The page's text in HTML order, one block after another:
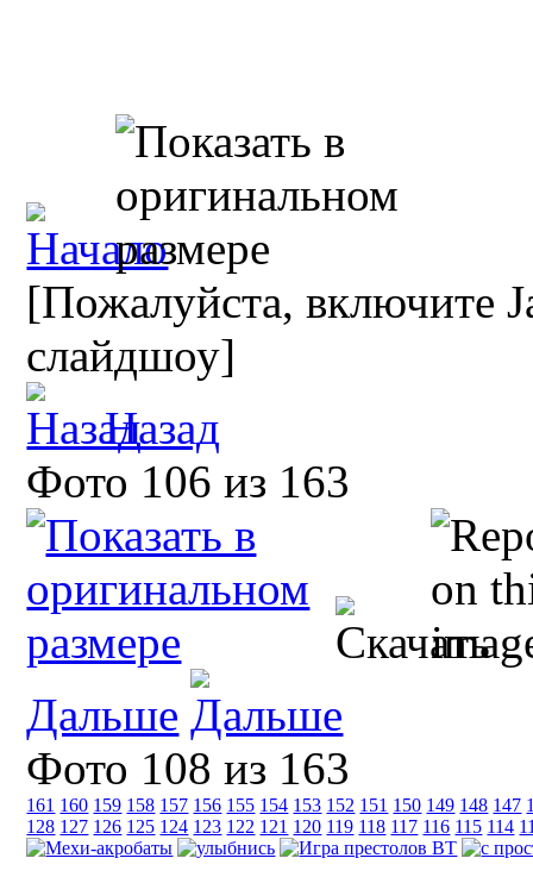
[Пожалуйста, включите
слайдшоу]
Назад
Фото 106 из 163
Дальше
Фото 108 из 163
161 160 159 158 157 156 155 154 153 152 151 150 149 148 147
128 127 126 125 124 123 122 121 120 119 118 117 116 115 114